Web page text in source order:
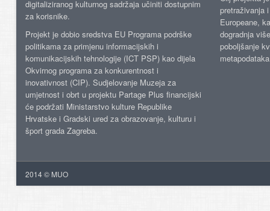
digitaliziranog kulturnog sadržaja učiniti dostupnim
za korisnike.
Projekt je dobio sredstva EU Programa podrške
politikama za primjenu informacijskih i
komunikacijskih tehnologije (ICT PSP) kao dijela
Okvirnog programa za konkurentnost i
inovativnost (CIP). Sudjelovanje Muzeja za
umjetnost i obrt u projektu Partage Plus financijski
će podržati Ministarstvo kulture Republike
Hrvatske i Gradski ured za obrazovanje, kulturu i
šport grada Zagreba.
pretraživanja
Europeane,
dogradnja
poboljšanje
2014 © MUO